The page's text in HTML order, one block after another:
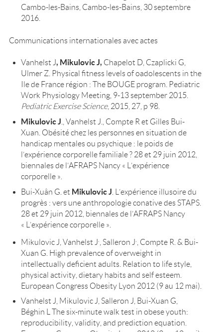
Cambo-les-Bains, Cambo-les-Bains, 30 septembre
2016.
Communications internationales avec actes
Vanhelst J, Mikulovic J, Chapelot D, Czaplicki G,
Ulmer Z. Physical fitness levels of oadolescents in the
Ile de France région : The BOUGE program. Pediatric
Work Physiology Meeting, 9-13 september 2015.
Pediatric Exercise Science, 2015, 27, p 98.
Mikulovic J ., Vanhelst J., Compte R et Gilles Bui-
Xuan. Obésité chez les personnes en situation de
handicap mentales ou psychique : le poids de
l’expérience corporelle familiale ? 28 et 29 juin 2012,
biennales de l’AFRAPS Nancy « L’expérience
corporelle ».
Bui-Xuân G. et Mikulovic J . L’expérience illusoire du
progrès : vers une anthropologie conative des STAPS.
28 et 29 juin 2012, biennales de l’AFRAPS Nancy
« L’expérience corporelle ».
Mikulovic J, Vanhelst J , Salleron J
, Compte R. & Bui-
Xuan G. High prevalence of overweight in
intellectually deficient adults. Relation to life style,
physical activity, dietary habits and self esteem.
European Congress Obesity Lyon 2012 (9 au 12 mai).
Vanhelst J, Mikulovic J, Salleron J, Bui-Xuan G,
Béghin L The six-minute walk test in obese youth:
reproducibility, validity, and prediction equation.